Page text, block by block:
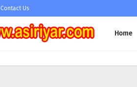
Contact Us
Home